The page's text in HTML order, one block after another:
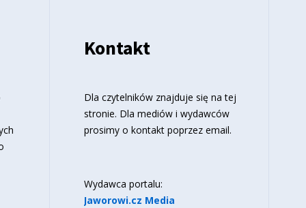
Kontakt
Dla czytelników znajduje się na tej
stronie. Dla mediów i wydawców
prosimy o kontakt poprzez email.
Wydawca portalu:
Jaworowi.cz Media